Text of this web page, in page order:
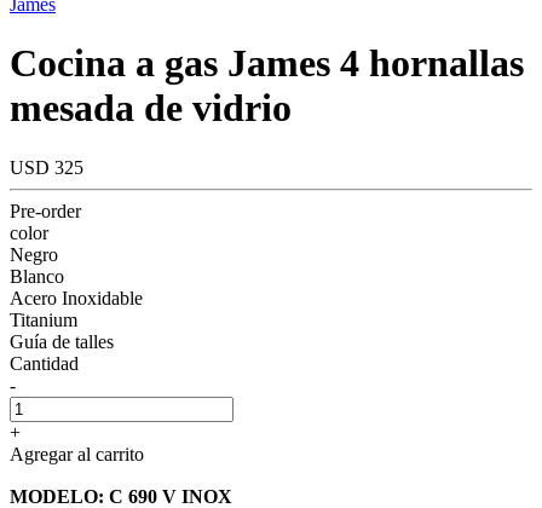
James
Cocina a gas James 4 hornallas
mesada de vidrio
USD 325
Pre-order
color
Negro
Blanco
Acero Inoxidable
Titanium
Guía de talles
Cantidad
-
+
Agregar al carrito
MODELO: C 690 V INOX